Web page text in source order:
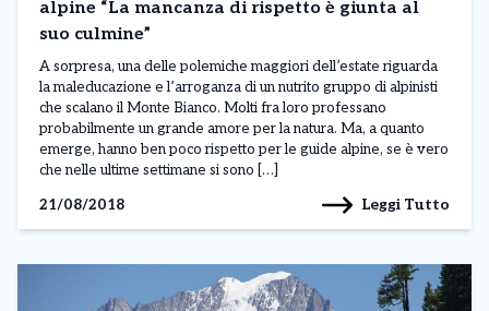
alpine “La mancanza di rispetto è giunta al
suo culmine”
A sorpresa, una delle polemiche maggiori dell’estate riguarda
la maleducazione e l’arroganza di un nutrito gruppo di alpinisti
che scalano il Monte Bianco. Molti fra loro professano
probabilmente un grande amore per la natura. Ma, a quanto
emerge, hanno ben poco rispetto per le guide alpine, se è vero
che nelle ultime settimane si sono […]
21/08/2018
Leggi Tutto